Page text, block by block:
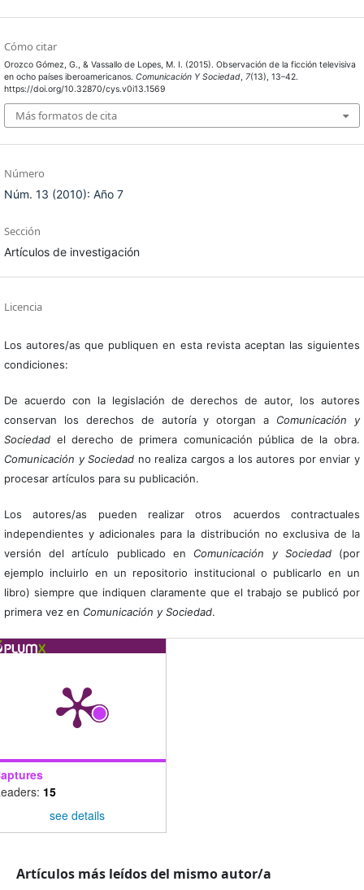
Cómo citar
Orozco Gómez, G., & Vassallo de Lopes, M. I. (2015). Observación de la ficción televisiva
en ocho países iberoamericanos. Comunicación Y Sociedad, 7(13), 13–42.
https://doi.org/10.32870/cys.v0i13.1569
Más formatos de cita
Número
Núm. 13 (2010): Año 7
Sección
Artículos de investigación
Licencia
Los autores/as que publiquen en esta revista aceptan las siguientes
condiciones:
De acuerdo con la legislación de derechos de autor, los autores
conservan los derechos de autoría y otorgan a Comunicación y
Sociedadel derecho de primera comunicación pública de la obra.
Comunicación y Sociedad no realiza cargos a los autores por enviar y
procesar artículos para su publicación.
Los autores/as pueden realizar otros acuerdos contractuales
independientes y adicionales para la distribución no exclusiva de la
versión del artículo publicado en Comunicación y Sociedad(por
ejemplo incluirlo en un repositorio institucional o publicarlo en un
libro) siempre que indiquen claramente que el trabajo se publicó por
primera vez en Comunicación y Sociedad.
15
see details
Artículos más leídos del mismo autor/a